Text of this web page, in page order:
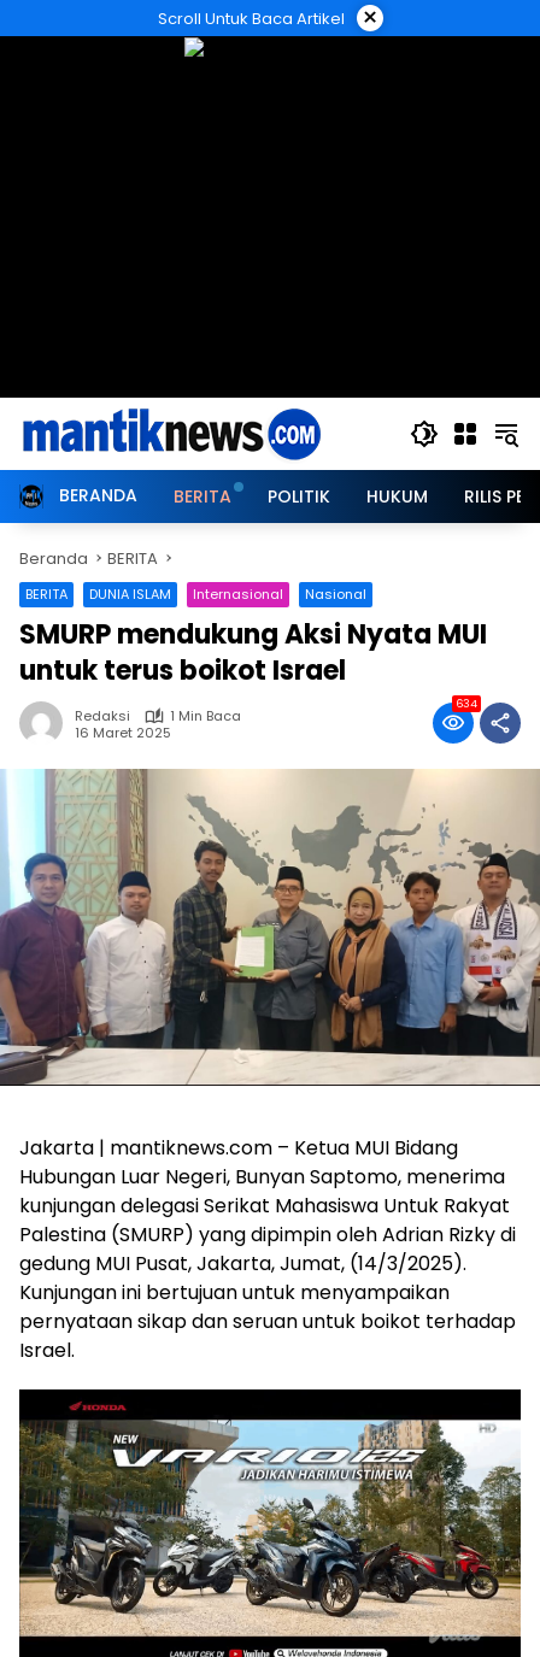
ke
Scroll Untuk Baca Artikel ×
BERANDA BERITA POLITIK HUKUM RILIS
Beranda BERITA
BERITA DUNIA ISLAM Internasional Nasional
SMURP mendukung Aksi Nyata MUI
untuk terus boikot Israel
Redaksi
1 Min Baca
16 Maret 2025
634
Jakarta | mantiknews.com – Ketua MUI Bidang
Hubungan Luar Negeri, Bunyan Saptomo, menerima
kunjungan delegasi Serikat Mahasiswa Untuk Rakyat
Palestina (SMURP) yang dipimpin oleh Adrian Rizky di
gedung MUI Pusat, Jakarta, Jumat, (14/3/2025).
Kunjungan ini bertujuan untuk menyampaikan
pernyataan sikap dan seruan untuk boikot terhadap
Israel.